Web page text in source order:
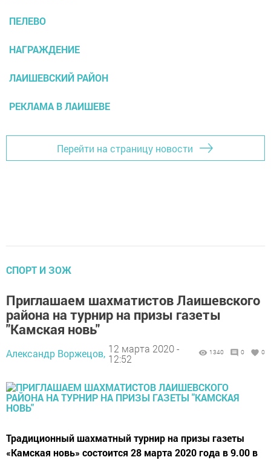
ПЕЛЕВО
НАГРАЖДЕНИЕ
ЛАИШЕВСКИЙ РАЙОН
РЕКЛАМА В ЛАИШЕВЕ
Перейти на страницу новости
СПОРТ И ЗОЖ
Приглашаем шахматистов Лаишевского
района на турнир на призы газеты
"Камская новь"
Александр Воржецов, 12 марта 2020 -
12:52
1340 0 0
Традиционный шахматный турнир на призы газеты
«Камская новь» состоится 28 марта 2020 года в 9.00 в